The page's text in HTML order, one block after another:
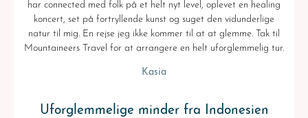
har connected med folk på et helt nyt level, oplevet en healing
koncert, set på fortryllende kunst og suget den vidunderlige
natur til mig. En rejse jeg ikke kommer til at at glemme. Tak til
Mountaineers Travel for at arrangere en helt uforglemmelig tur.
Kasia
Uforglemmelige minder fra Indonesien